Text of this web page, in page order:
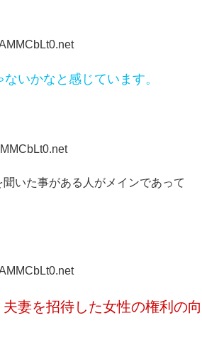
いかなと感じています。
いた事がある人がメインであって
妻を招待した女性の権利の向